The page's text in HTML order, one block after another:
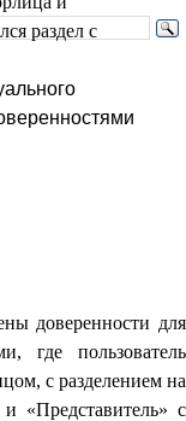
раздел с
доверенности для
где пользователь
с разделением на
«Представитель» с